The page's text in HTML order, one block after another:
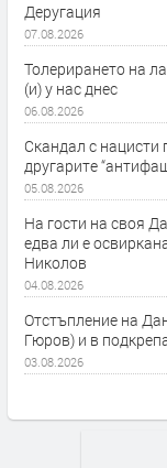
Деругация
07.08.2026
Толерирането на
(и) у нас днес
06.08.2026
Скандал с
другарите
05.08.2026
На гости на своя
едва ли е
Николов
04.08.2026
Отстъпление на
Гюров) и в
03.08.2026